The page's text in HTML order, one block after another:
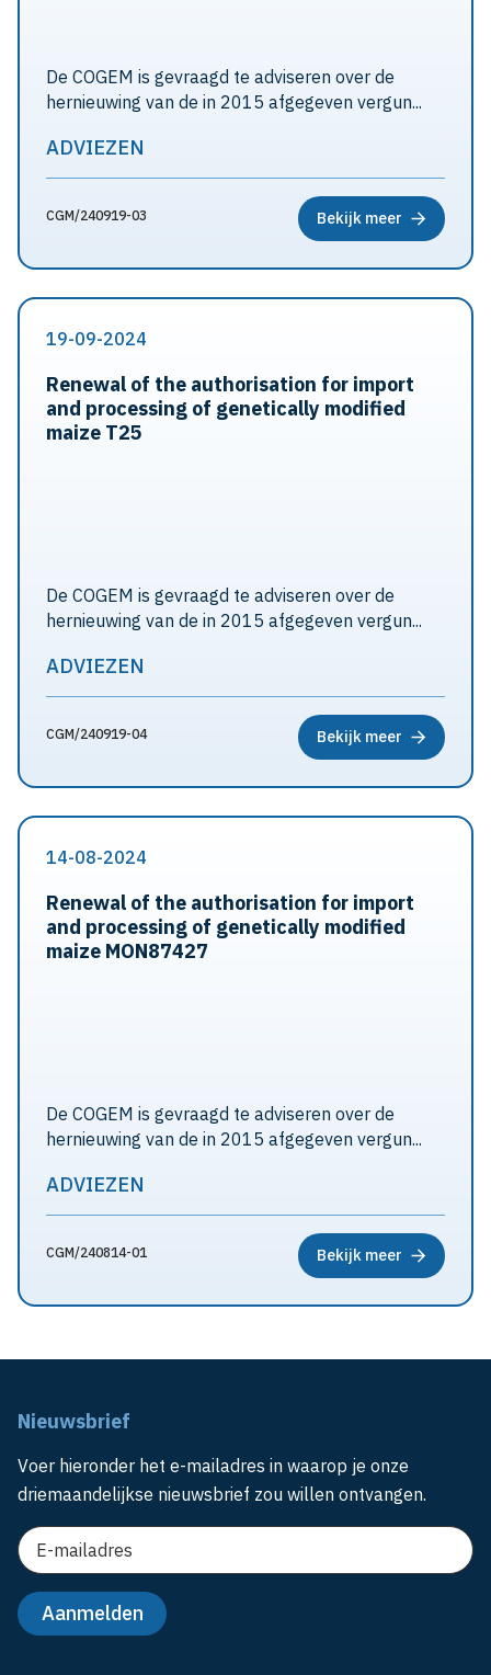
De COGEM is gevraagd te adviseren over de
hernieuwing van de in 2015 afgegeven vergun...
ADVIEZEN
CGM/240919-03 Bekijk meer
19-09-2024
Renewal of the authorisation for import
and processing of genetically modified
maize T25
De COGEM is gevraagd te adviseren over de
hernieuwing van de in 2015 afgegeven vergun...
ADVIEZEN
CGM/240919-04 Bekijk meer
14-08-2024
Renewal of the authorisation for import
and processing of genetically modified
maize MON87427
De COGEM is gevraagd te adviseren over de
hernieuwing van de in 2015 afgegeven vergun...
ADVIEZEN
CGM/240814-01 Bekijk meer
Nieuwsbrief
Voer hieronder het e-mailadres in waarop je onze
driemaandelijkse nieuwsbrief zou willen ontvangen.